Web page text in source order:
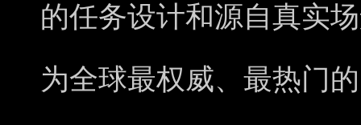
的任务设计和源自真实
为全球最权威、最热门